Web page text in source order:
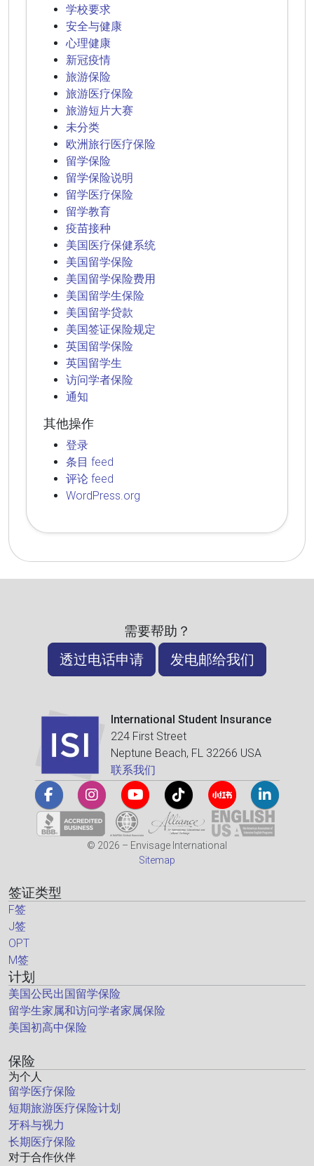
学校要求
安全与健康
心理健康
新冠疫情
旅游保险
旅游医疗保险
旅游短片大赛
未分类
欧洲旅行医疗保险
留学保险
留学保险说明
留学医疗保险
留学教育
疫苗接种
美国医疗保健系统
美国留学保险
美国留学保险费用
美国留学生保险
美国留学贷款
美国签证保险规定
英国留学保险
英国留学生
访问学者保险
通知
其他操作
登录
条目 feed
评论 feed
WordPress.org
需要帮助？
透过电话申请 发电邮给我们
International Student Insurance
224 First Street
Neptune Beach, FL 32266 USA
联系我们
© 2026 – Envisage International
Sitemap
签证类型
F签
J签
OPT
M签
计划
美国公民出国留学保险
留学生家属和访问学者家属保险
美国初高中保险
保险
为个人
留学医疗保险
短期旅游医疗保险计划
牙科与视力
长期医疗保险
对于合作伙伴